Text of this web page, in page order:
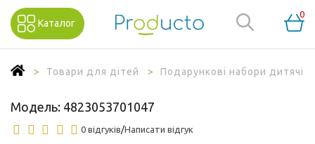
Каталог
0
Товари для дітей Подарункові набори дитячі
Модель: 4823053701047
0 відгуків/Написати відгук